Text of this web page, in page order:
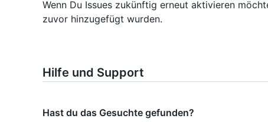
Wenn Du Issues zukünftig erneut aktivieren
zuvor hinzugefügt wurden.
Hilfe und Support
Hast du das Gesuchte gefunden?